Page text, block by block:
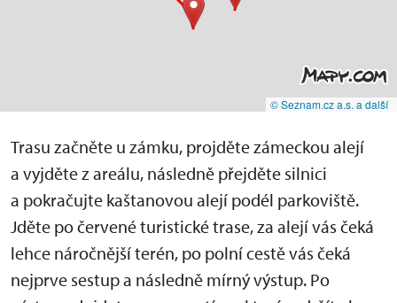
© Seznam.cz a.s. a další
Trasu začněte u zámku, projděte zámeckou alejí
a vyjděte z areálu, následně přejděte silnici
a pokračujte kaštanovou alejí podél parkoviště.
Jděte po červené turistické trase, za alejí vás čeká
lehce náročnější terén, po polní cestě vás čeká
nejprve sestup a následně mírný výstup. Po